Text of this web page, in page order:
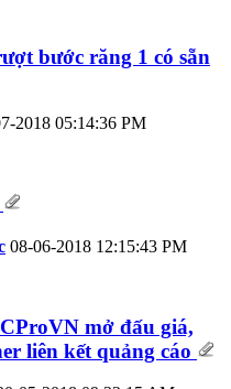
bước răng 1 có sẵn
2018 05:14:36 PM
08-06-2018 12:15:43 PM
mở đấu giá,
liên kết quảng cáo